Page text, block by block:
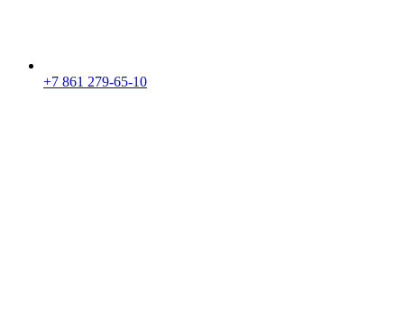
+7 861 279-65-10